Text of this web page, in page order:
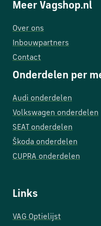
Meer Vagshop.nl
Over ons
Inbouwpartners
Contact
Onderdelen per
Audi onderdelen
Volkswagen onderdelen
SEAT onderdelen
Škoda onderdelen
CUPRA onderdelen
Links
VAG Optielijst